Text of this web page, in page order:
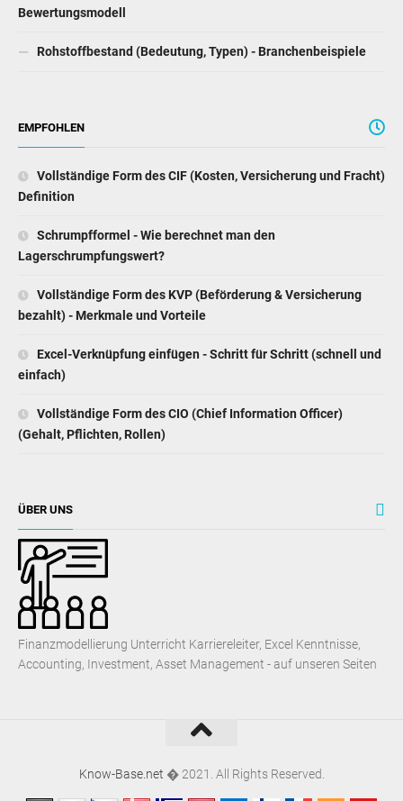
Bewertungsmodell
Rohstoffbestand (Bedeutung, Typen) - Branchenbeispiele
EMPFOHLEN
Vollständige Form des CIF (Kosten, Versicherung und Fracht)
Definition
Schrumpfformel - Wie berechnet man den
Lagerschrumpfungswert?
Vollständige Form des KVP (Beförderung & Versicherung
bezahlt) - Merkmale und Vorteile
Excel-Verknüpfung einfügen - Schritt für Schritt (schnell und
einfach)
Vollständige Form des CIO (Chief Information Officer)
(Gehalt, Pflichten, Rollen)
ÜBER UNS
Finanzmodellierung Unterricht Karriereleiter, Excel Kenntnisse,
Accounting, Investment, Asset Management - auf unseren Seiten
Know-Base.net � 2021. All Rights Reserved.